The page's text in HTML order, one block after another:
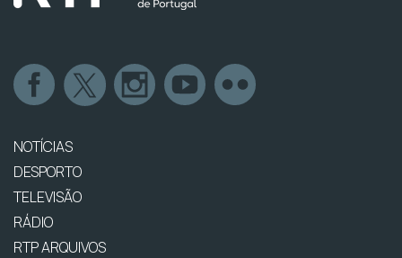
NOTÍCIAS
DESPORTO
TELEVISÃO
RÁDIO
RTP ARQUIVOS